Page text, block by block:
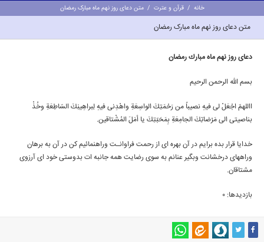
خانه / قرآن و عترت / متن دعای روز نهم ماه مبارک رمضان
متن دعای روز نهم ماه مبارک رمضان
دعاى روز نهم ماه مبارك رمضان
بسم الله الرحمن الرحیم
االلهمّ اجْعَلْ لی فیهِ نصیباً من رَحْمَتِكَ الواسِعَةِ واهْدِنی فیهِ لِبراهِینِكَ السّاطِعَةِ وخُذْ
بناصیتی الى مَرْضاتِكَ الجامِعَةِ بِمَحَبّتِكَ یا أمَلَ المُشْتاقین.
خدایا قرار بده برایم در آن بهره اى از رحمت فراوانـت وراهنمائیم كن در آن به برهان
وراههاى درخشانت وبگیر عنانم به سوى رضایت همه جانبه ات بدوستى خود اى آرزوى
مشتاقان.
بازدیدها: 0